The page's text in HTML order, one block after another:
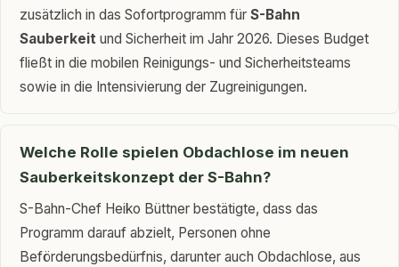
zusätzlich in das Sofortprogramm für S-Bahn
Sauberkeit und Sicherheit im Jahr 2026. Dieses Budget
fließt in die mobilen Reinigungs- und Sicherheitsteams
sowie in die Intensivierung der Zugreinigungen.
Welche Rolle spielen Obdachlose im neuen
Sauberkeitskonzept der S-Bahn?
S-Bahn-Chef Heiko Büttner bestätigte, dass das
Programm darauf abzielt, Personen ohne
Beförderungsbedürfnis, darunter auch Obdachlose, aus